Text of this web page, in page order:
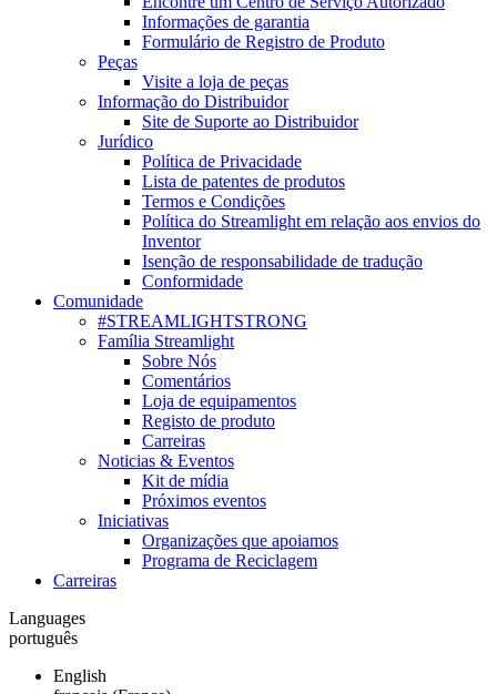
Informações de garantia
Formulário de Registro de Produto
Peças
Visite a loja de peças
Informação do Distribuidor
Site de Suporte ao Distribuidor
Jurídico
Política de Privacidade
Lista de patentes de produtos
Termos e Condições
Política do Streamlight em relação aos envios do
Inventor
Isenção de responsabilidade de tradução
Conformidade
Comunidade
#STREAMLIGHTSTRONG
Família Streamlight
Sobre Nós
Comentários
Loja de equipamentos
Registo de produto
Carreiras
Noticias & Eventos
Kit de mídia
Próximos eventos
Iniciativas
Organizações que apoiamos
Programa de Reciclagem
Carreiras
Languages
português
English